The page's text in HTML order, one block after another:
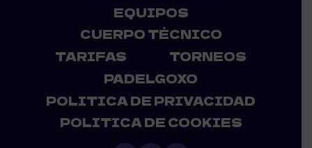
EQUIPOS
CUERPO TÉCNICO
TARIFAS
TORNEOS
PADELGOXO
POLITICA DE PRIVACIDAD
POLITICA DE COOKIES